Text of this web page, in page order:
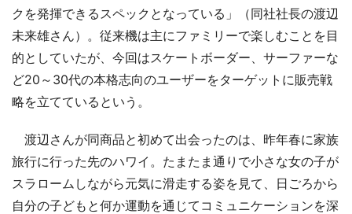
クを発揮できるスペックとなっている」（同社社長の渡辺
未来雄さん）。従来機は主にファミリーで楽しむことを目
的としていたが、今回はスケートボーダー、サーファーな
ど20～30代の本格志向のユーザーをターゲットに販売戦
略を立てているという。
渡辺さんが同商品と初めて出会ったのは、昨年春に家族
旅行に行った先のハワイ。たまたま通りで小さな女の子が
スラロームしながら元気に滑走する姿を見て、日ごろから
自分の子どもと何か運動を通じてコミュニケーションを深